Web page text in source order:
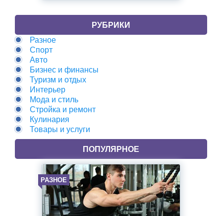
РУБРИКИ
Разное
Спорт
Авто
Бизнес и финансы
Туризм и отдых
Интерьер
Мода и стиль
Стройка и ремонт
Кулинария
Товары и услуги
ПОПУЛЯРНОЕ
РАЗНОЕ